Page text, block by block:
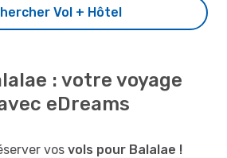
Vol + Hôtel
: votre voyage
eDreams
vos vols pour Balalae !